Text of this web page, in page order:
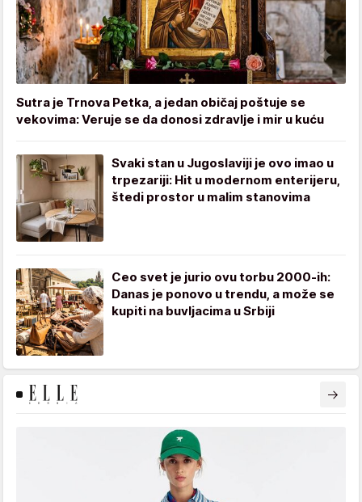
Sutra je Trnova Petka, a jedan običaj poštuje se
vekovima: Veruje se da donosi zdravlje i mir u kuću
Svaki stan u Jugoslaviji je ovo imao u
trpezariji: Hit u modernom enterijeru,
štedi prostor u malim stanovima
Ceo svet je jurio ovu torbu 2000-ih:
Danas je ponovo u trendu, a može se
kupiti na buvljacima u Srbiji